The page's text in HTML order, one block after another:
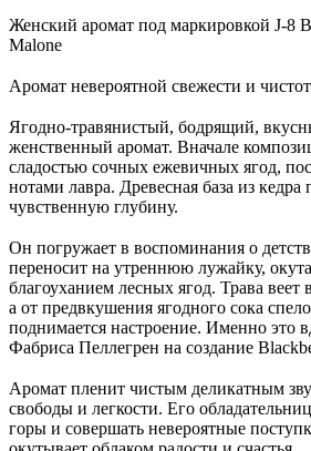
Женский аромат под маркировкой J-8
Malone
Аромат невероятной свежести и
Ягодно-травянистый, бодрящий,
женственный аромат. Вначале
сладостью сочных ежевичных ягод,
нотами лавра. Древесная база из кедра
чувственную глубину.
Он погружает в воспоминания о
переносит на утреннюю лужайку,
благоуханием лесных ягод. Трава веет
а от предвкушения ягодного сока
поднимается настроение. Именно это
Фабриса Пеллегрен на создание
Аромат пленит чистым деликатным
свободы и легкости. Его
горы и совершать невероятные